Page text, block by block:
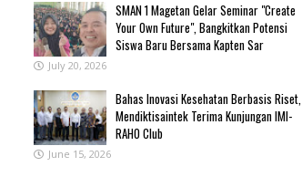
SMAN 1 Magetan Gelar Seminar "Create
Your Own Future", Bangkitkan Potensi
Siswa Baru Bersama Kapten Sar
July 20, 2026
Bahas Inovasi Kesehatan Berbasis Riset,
Mendiktisaintek Terima Kunjungan IMI-
RAHO Club
June 15, 2026